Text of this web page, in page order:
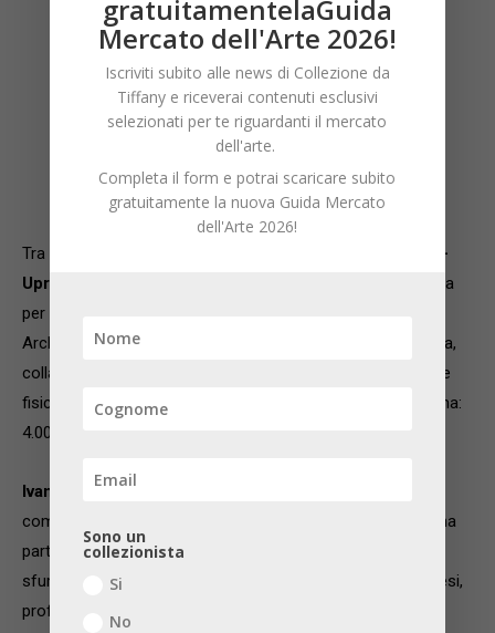
Cristine Balarine – Uprising_xxL
Tra le opere contemporanee troviamo
Cristine Balarine –
Uprising_xxL
, una tela imponente (155×175 cm), realizzata
per una personale in collaborazione con il Museo
Archeologico delle Eolie. L’artista brasiliana mescola pittura,
collage e pastelli per costruire una narrazione primordiale e
fisica, tra tempo arcaico e sensibilità contemporanea. Stima:
4.000–4.800 €
Ivan Pili – Impressions No.8 (2025)
compresa tra 3.000–3.600 €, un olio su tela che sembra una
partitura. Pili, anche compositore, lavora con cura sulle
sfumature emotive del ritratto. Volti delicati, sguardi sospesi,
profondità dell’interiorità. Opera firmata, recente.
gratuitamentelaGuida
Mercato dell'Arte 2026!
Iscriviti subito alle news di Collezione da
Tiffany e riceverai contenuti esclusivi
selezionati per te riguardanti il mercato
dell'arte.
Completa il form e potrai scaricare subito
gratuitamente la nuova Guida Mercato
dell'Arte 2026!
Sono un
collezionista
Si
No